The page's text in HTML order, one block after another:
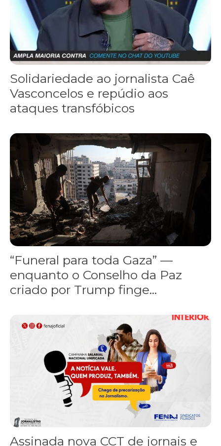
Solidariedade ao jornalista Caê
Vasconcelos e repúdio aos
ataques transfóbicos
“Funeral para toda Gaza” — enquanto o Conselho da Paz
“Funeral para toda Gaza” —
enquanto o Conselho da Paz
criado por Trump finge...
Assinada nova CCT de jornais e revistas do interior
Assinada nova CCT de jornais e